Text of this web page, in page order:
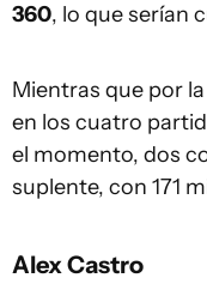
360, lo que serían
Mientras que por
en los cuatro
el momento, dos
suplente, con 171
Alex Castro